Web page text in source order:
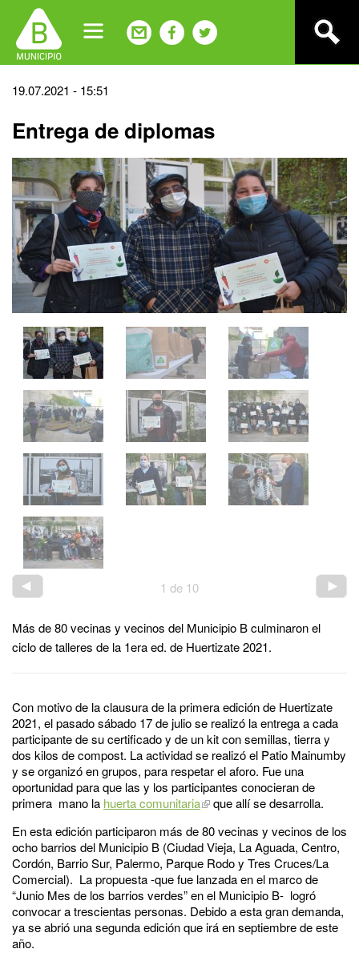
navigation
Back
top
19.07.2021 - 15:51
Entrega de diplomas
1 de 10
Más de 80 vecinas y vecinos del Municipio B culminaron el
ciclo de talleres de la 1era ed. de Huertizate 2021.
Con motivo de la clausura de la primera edición de Huertizate
2021, el pasado sábado 17 de julio se realizó la entrega a cada
participante de su certificado y de un kit con semillas, tierra y
dos kilos de compost. La actividad se realizó el Patio Mainumby
y se organizó en grupos, para respetar el aforo. Fue una
oportunidad para que las y los participantes conocieran de
primera mano la huerta comunitaria
que allí se desarrolla.
En esta edición participaron más de 80 vecinas y vecinos de los
ocho barrios del Municipio B (Ciudad Vieja, La Aguada, Centro,
Cordón, Barrio Sur, Palermo, Parque Rodo y Tres Cruces/La
Comercial). La propuesta -que fue lanzada en el marco de
“Junio Mes de los barrios verdes” en el Municipio B- logró
convocar a trescientas personas. Debido a esta gran demanda,
ya se abrió una segunda edición que irá en septiembre de este
año.